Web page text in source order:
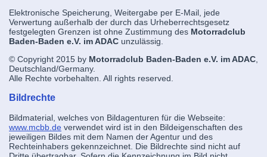
Elektronische Speicherung, Weitergabe per E-Mail, jede
Verwertung außerhalb der durch das Urheberrechtsgesetz
festgelegten Grenzen ist ohne Zustimmung des Motorradclub
Baden-Baden e.V. im ADAC unzulässig.
© Copyright 2015 by Motorradclub Baden-Baden e.V. im ADAC
Deutschland/Germany.
Alle Rechte vorbehalten. All rights reserved.
Bildrechte
Bildmaterial, welches von Bildagenturen für die Webseite:
www.mcbb.de verwendet wird ist in den Bildeigenschaften des
jeweiligen Bildes mit dem Namen der Agentur und des
Rechteinhabers gekennzeichnet. Die Bildrechte sind nicht auf